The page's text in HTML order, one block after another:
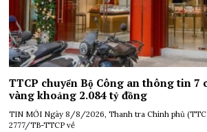
TTCP chuyển Bộ Công an thông tin 7
vàng khoảng 2.084 tỷ đồng
TIN MỚI Ngày 8/8/2026, Thanh tra Chính phủ
2777/TB-TTCP về